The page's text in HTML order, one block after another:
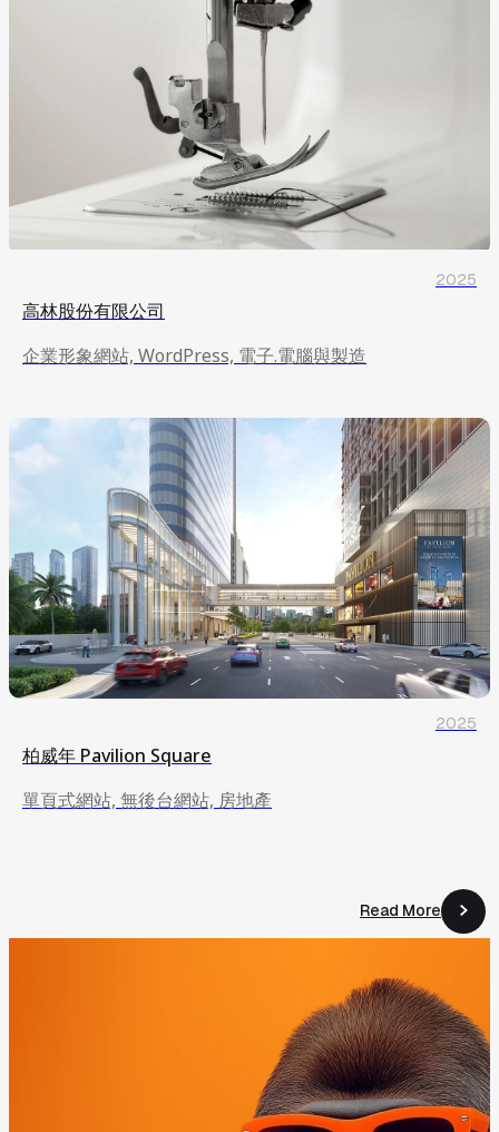
高林股份有限公司
企業形象網站, WordPress, 電子.電腦與製造
2025
柏威年 Pavilion Square
單頁式網站, 無後台網站, 房地產
2025
Read More
Read More